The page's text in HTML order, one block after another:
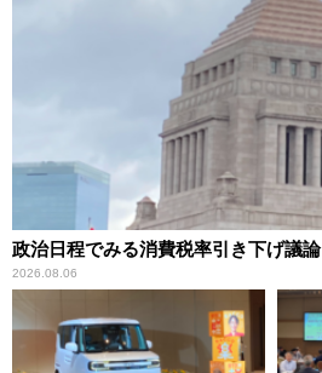
政治日程でみる消費税率引き下げ議論
2026.08.06